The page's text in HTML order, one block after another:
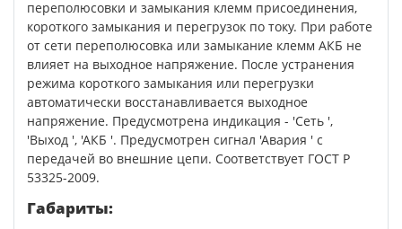
переполюсовки и замыкания клемм присоединения,
короткого замыкания и перегрузок по току. При работе
от сети переполюсовка или замыкание клемм АКБ не
влияет на выходное напряжение. После устранения
режима короткого замыкания или перегрузки
автоматически восстанавливается выходное
напряжение. Предусмотрена индикация - 'Сеть ',
'Выход ', 'АКБ '. Предусмотрен сигнал 'Авария ' с
передачей во внешние цепи. Соответствует ГОСТ Р
53325-2009.
Габариты: